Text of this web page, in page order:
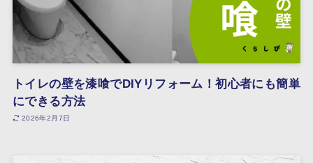
トイレの壁を漆喰でDIYリフォーム！初心者にも簡単
にできる方法
2026年2月7日